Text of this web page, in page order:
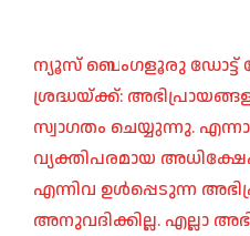
ന്യൂസ് ബെംഗളൂരു ഡോട്ട്
ശ്രദ്ധയ്ക്ക്:
സ്വാഗതം ചെയ്യുന്നു.
വ്യക്തിപരമായ
എന്നിവ ഉൾപ്പെടുന്ന
അനുവദിക്കില്ല. എല്ലാ